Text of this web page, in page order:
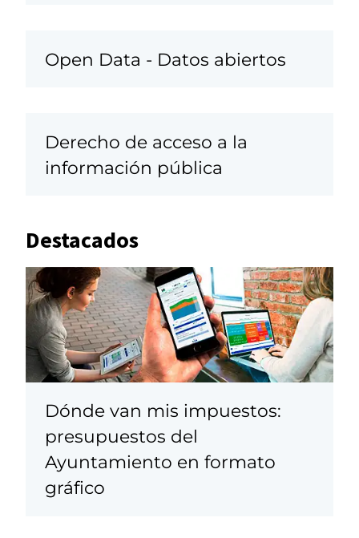
Open Data - Datos abiertos
Derecho de acceso a la
información pública
Destacados
Dónde van mis impuestos:
presupuestos del
Ayuntamiento en formato
gráfico